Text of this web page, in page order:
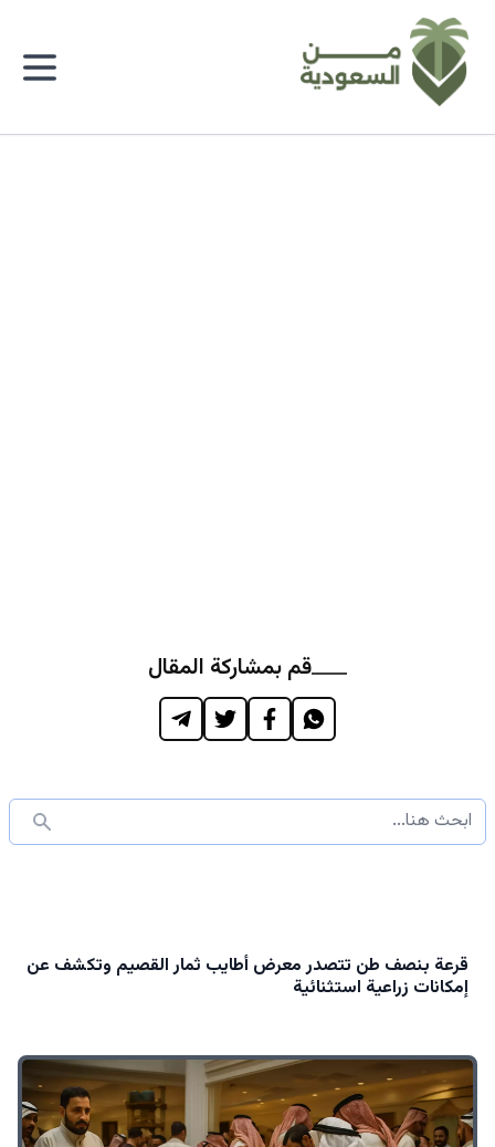
قم بمشاركة المقال
قرعة بنصف طن تتصدر معرض أطايب ثمار القصيم وتكشف عن
إمكانات زراعية استثنائية